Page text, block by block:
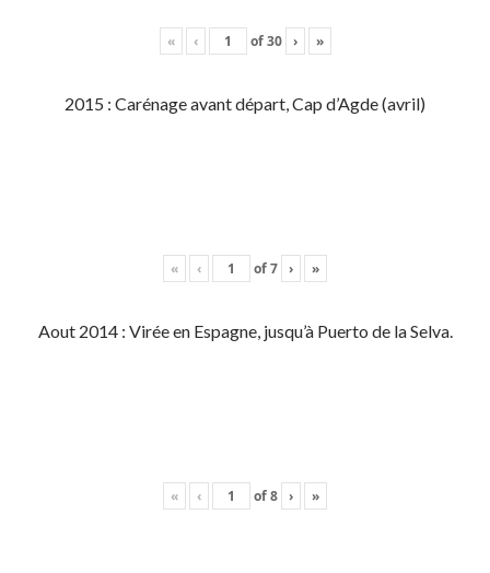
« ‹ of30 › »
2015 : Carénage avant départ, Cap d’Agde (avril)
« ‹ of7 › »
Aout 2014 : Virée en Espagne, jusqu’à Puerto de la Selva.
« ‹ of8 › »